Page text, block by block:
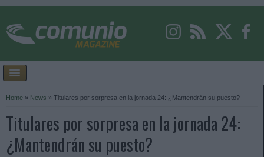
Home » News » Titulares por sorpresa en la jornada 24: ¿Mantendrán su puesto?
Titulares por sorpresa en la jornada 24:
¿Mantendrán su puesto?